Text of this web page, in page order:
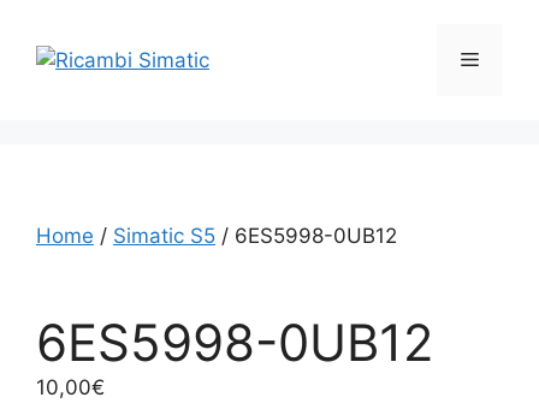
contenuto
Menu
Home / Simatic S5 / 6ES5998-0UB12
6ES5998-0UB12
10,00€